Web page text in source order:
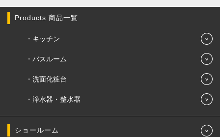
Products 商品一覧
キッチン
バスルーム
洗面化粧台
浄水器・整水器
ショールーム